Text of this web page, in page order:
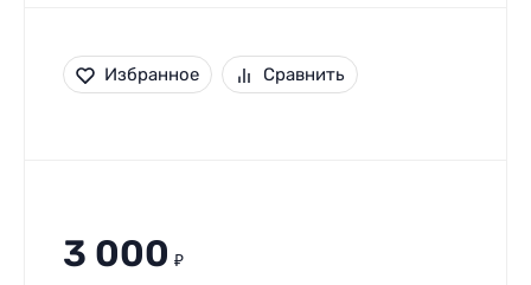
Избранное Сравнить
3 000 ₽